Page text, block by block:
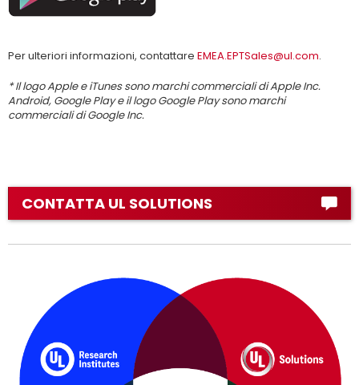
Per ulteriori informazioni, contattare EMEA.EPTSales@ul.com.
* Il logo Apple e iTunes sono marchi commerciali di Apple Inc.
Android, Google Play e il logo Google Play sono marchi
commerciali di Google Inc.
CONTATTA UL SOLUTIONS